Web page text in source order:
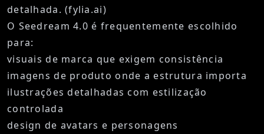
detalhada. (fylia.ai)
O Seedream 4.0 é frequentemente escolhido
para:
visuais de marca que exigem consistência
imagens de produto onde a estrutura importa
ilustrações detalhadas com estilização
controlada
design de avatars e personagens